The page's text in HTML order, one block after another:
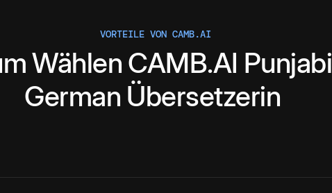
VORTEILE VON CAMB.AI
Wählen CAMB.AI Punjabi
German Übersetzerin